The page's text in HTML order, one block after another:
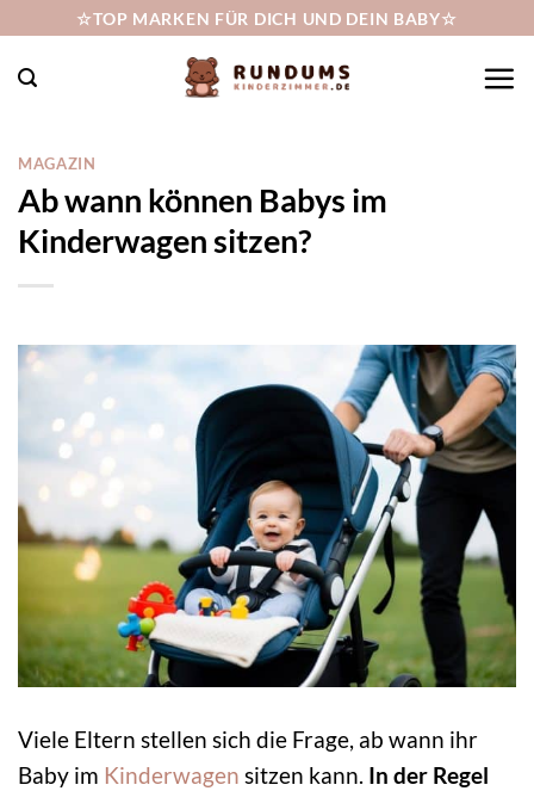
springen
☆TOP MARKEN FÜR DICH UND DEIN BABY☆
MAGAZIN
Ab wann können Babys im
Kinderwagen sitzen?
Viele Eltern stellen sich die Frage, ab wann ihr
Baby im Kinderwagen sitzen kann. In der Regel